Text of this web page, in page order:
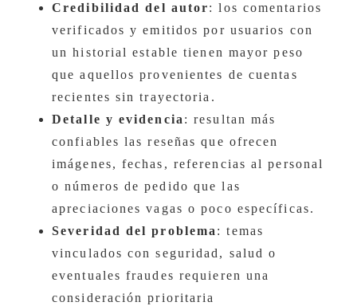
Credibilidad del autor: los comentarios
verificados y emitidos por usuarios con
un historial estable tienen mayor peso
que aquellos provenientes de cuentas
recientes sin trayectoria.
Detalle y evidencia : resultan más
confiables las reseñas que ofrecen
imágenes, fechas, referencias al personal
o números de pedido que las
apreciaciones vagas o poco específicas.
Severidad del problema : temas
vinculados con seguridad, salud o
eventuales fraudes requieren una
consideración prioritaria